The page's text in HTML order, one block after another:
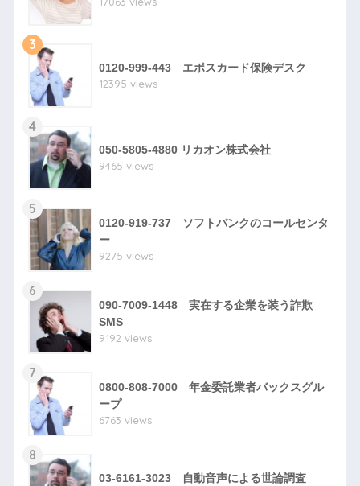
3
0120-999-443 エポスカード保険デスク
12395 views
4
050-5805-4880 リカオン株式会社
9465 views
5
0120-919-737 ソフトバンクのコールセンタ
ー
9275 views
6
090-7009-1448 実在する企業を装う詐欺
SMS
9192 views
7
0800-808-7000 年金委託業者バックスグル
ープ
6763 views
8
03-6161-3023 自動音声による世論調査